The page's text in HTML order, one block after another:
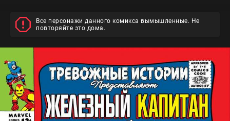
Все персонажи данного комикса вымышленные. Не
повторяйте это дома.